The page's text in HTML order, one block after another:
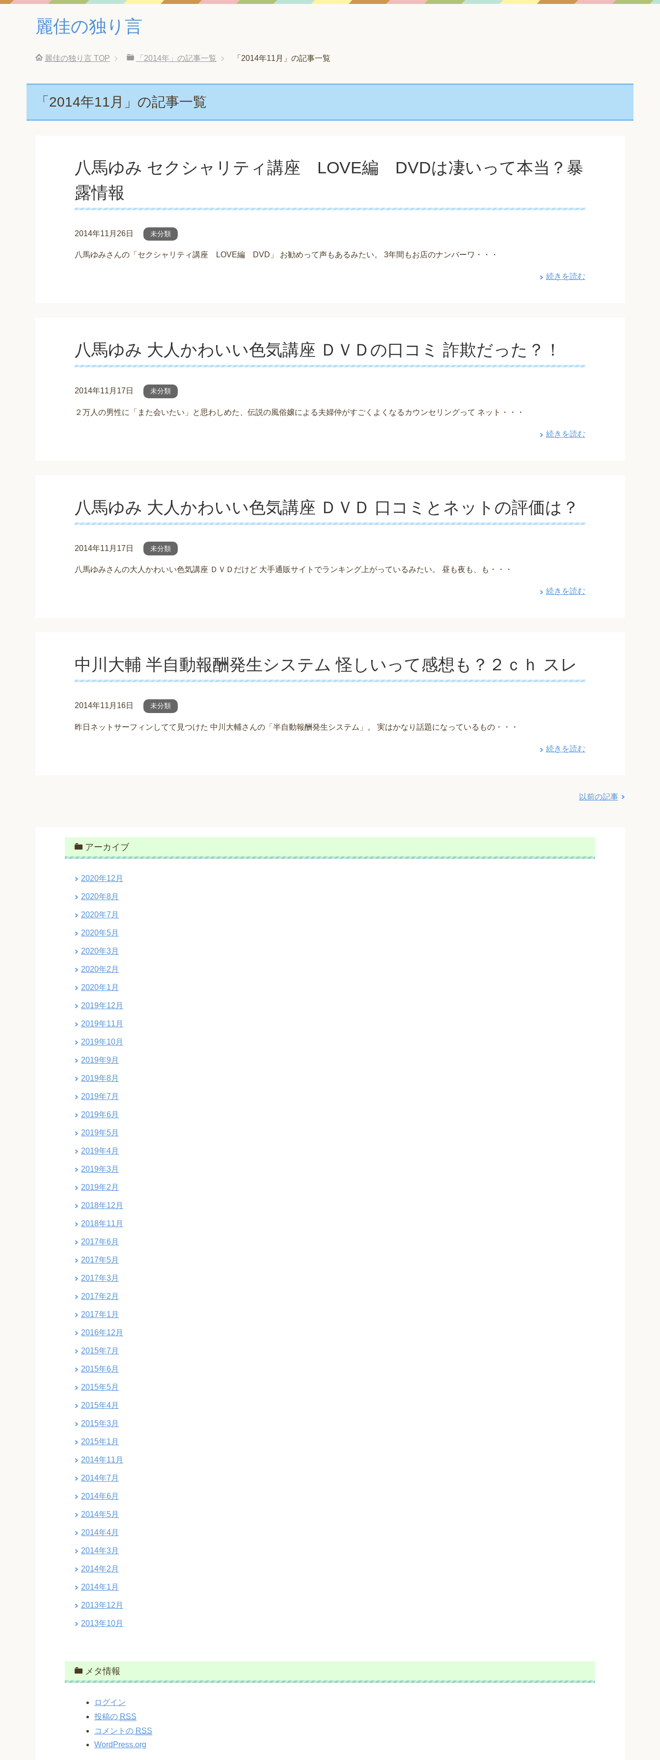
麗佳の独り言
麗佳の独り言 TOP 「2014年」の記事一覧 「2014年11月」の記事一覧
「2014年11月」の記事一覧
八馬ゆみ セクシャリティ講座 LOVE編 DVDは凄いって本当？暴
露情報
2014年11月26日 未分類
八馬ゆみさんの「セクシャリティ講座 LOVE編 DVD」 お勧めって声もあるみたい。 3年間もお店のナンバーワ・・・
続きを読む
八馬ゆみ 大人かわいい色気講座 ＤＶＤの口コミ 詐欺だった？！
2014年11月17日 未分類
２万人の男性に「また会いたい」と思わしめた、伝説の風俗嬢による夫婦仲がすごくよくなるカウンセリングって ネット・・・
続きを読む
八馬ゆみ 大人かわいい色気講座 ＤＶＤ 口コミとネットの評価は？
2014年11月17日 未分類
八馬ゆみさんの大人かわいい色気講座 ＤＶＤだけど 大手通販サイトでランキング上がっているみたい。 昼も夜も、も・・・
続きを読む
中川大輔 半自動報酬発生システム 怪しいって感想も？２ｃｈ スレ
2014年11月16日 未分類
昨日ネットサーフィンしてて見つけた 中川大輔さんの「半自動報酬発生システム」。 実はかなり話題になっているもの・・・
続きを読む
以前の記事
アーカイブ
2020年12月
2020年8月
2020年7月
2020年5月
2020年3月
2020年2月
2020年1月
2019年12月
2019年11月
2019年10月
2019年9月
2019年8月
2019年7月
2019年6月
2019年5月
2019年4月
2019年3月
2019年2月
2018年12月
2018年11月
2017年6月
2017年5月
2017年3月
2017年2月
2017年1月
2016年12月
2015年7月
2015年6月
2015年5月
2015年4月
2015年3月
2015年1月
2014年11月
2014年7月
2014年6月
2014年5月
2014年4月
2014年3月
2014年2月
2014年1月
2013年12月
2013年10月
メタ情報
ログイン
投稿の RSS
コメントの RSS
WordPress.org